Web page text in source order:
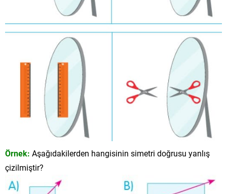
Örnek: Aşağıdakilerden hangisinin simetri doğrusu yanlış
çizilmiştir?